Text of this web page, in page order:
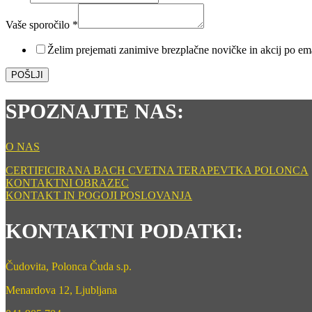
Vaše sporočilo *
Želim prejemati zanimive brezplačne novičke in akcij po
POŠLJI
SPOZNAJTE NAS:
O NAS
CERTIFICIRANA BACH CVETNA TERAPEVTKA POLONCA
KONTAKTNI OBRAZEC
KONTAKT IN POGOJI POSLOVANJA
KONTAKTNI PODATKI:
Čudovita, Polonca Čuda s.p.
Menardova 12, Ljubljana